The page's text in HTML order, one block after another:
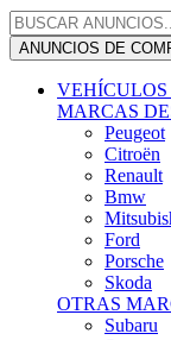
ANUNCIOS DE
VEHÍCULOS
MARCAS
Peugeot
Citroën
Renault
Bmw
Ford
Porsche
Skoda
OTRAS
Subaru